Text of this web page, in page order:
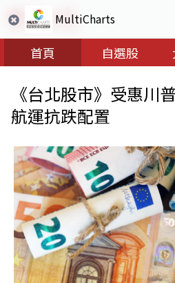
MultiCharts
首頁 自選股
《台北股市》受惠川
航運抗跌配置